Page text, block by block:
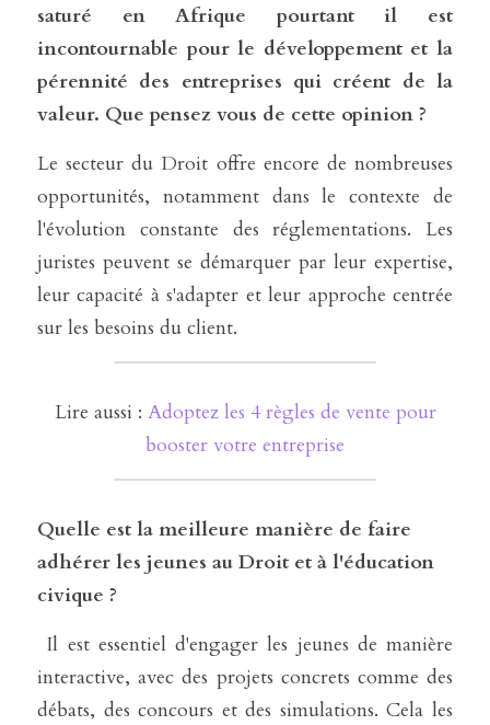
saturé en Afrique pourtant il est
incontournable pour le développement et la
pérennité des entreprises qui créent de la
valeur. Que pensez vous de cette opinion ?
Le secteur du Droit offre encore de nombreuses
opportunités, notamment dans le contexte de
l'évolution constante des réglementations. Les
juristes peuvent se démarquer par leur expertise,
leur capacité à s'adapter et leur approche centrée
sur les besoins du client.
Lire aussi : Adoptez les 4 règles de vente pour
booster votre entreprise
Quelle est la meilleure manière de faire
adhérer les jeunes au Droit et à l'éducation
civique ?
interactive, avec des projets concrets comme des
débats, des concours et des simulations. Cela les